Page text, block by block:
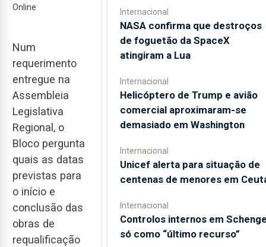
Online
Num
requerimento
entregue na
Assembleia
Legislativa
Regional, o
Bloco pergunta
quais as datas
previstas para
o início e
conclusão das
obras de
requalificação
Internacional
NASA confirma que destroços
de foguetão da SpaceX
atingiram a Lua
Internacional
Helicóptero de Trump e avião
comercial aproximaram-se
demasiado em Washington
Internacional
Unicef alerta para situação de
centenas de menores em
Internacional
Controlos internos em
só como “último recurso”